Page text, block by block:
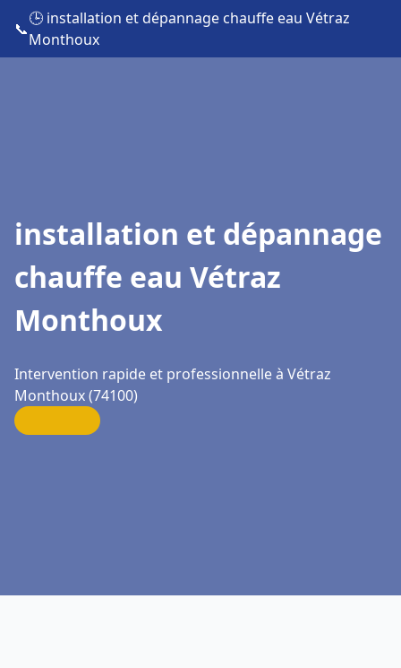
📞
🕒 installation et dépannage chauffe eau Vétraz
Monthoux
installation et dépannage
chauffe eau Vétraz
Monthoux
Intervention rapide et professionnelle à Vétraz
Monthoux (74100)